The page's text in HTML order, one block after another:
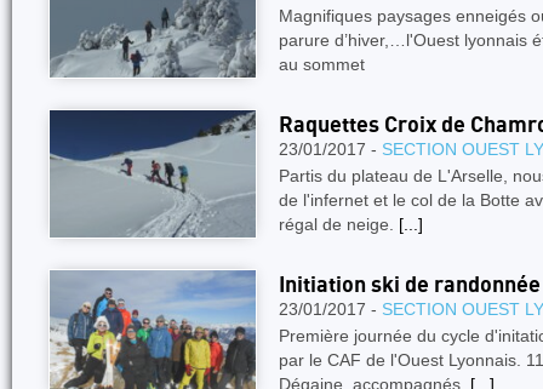
Magnifiques paysages enneigés
parure d’hiver,…l'Ouest lyonnais
au sommet
Raquettes Croix de
23/01/2017 - SECTION OUEST
Partis du plateau de L'Arselle,
de l'infernet et le col de la Botte
régal de neige. [...]
Initiation ski de
23/01/2017 - SECTION OUEST
Première journée du cycle
par le CAF de l'Ouest Lyonnais.
Dégaine, accompagnés. [...]